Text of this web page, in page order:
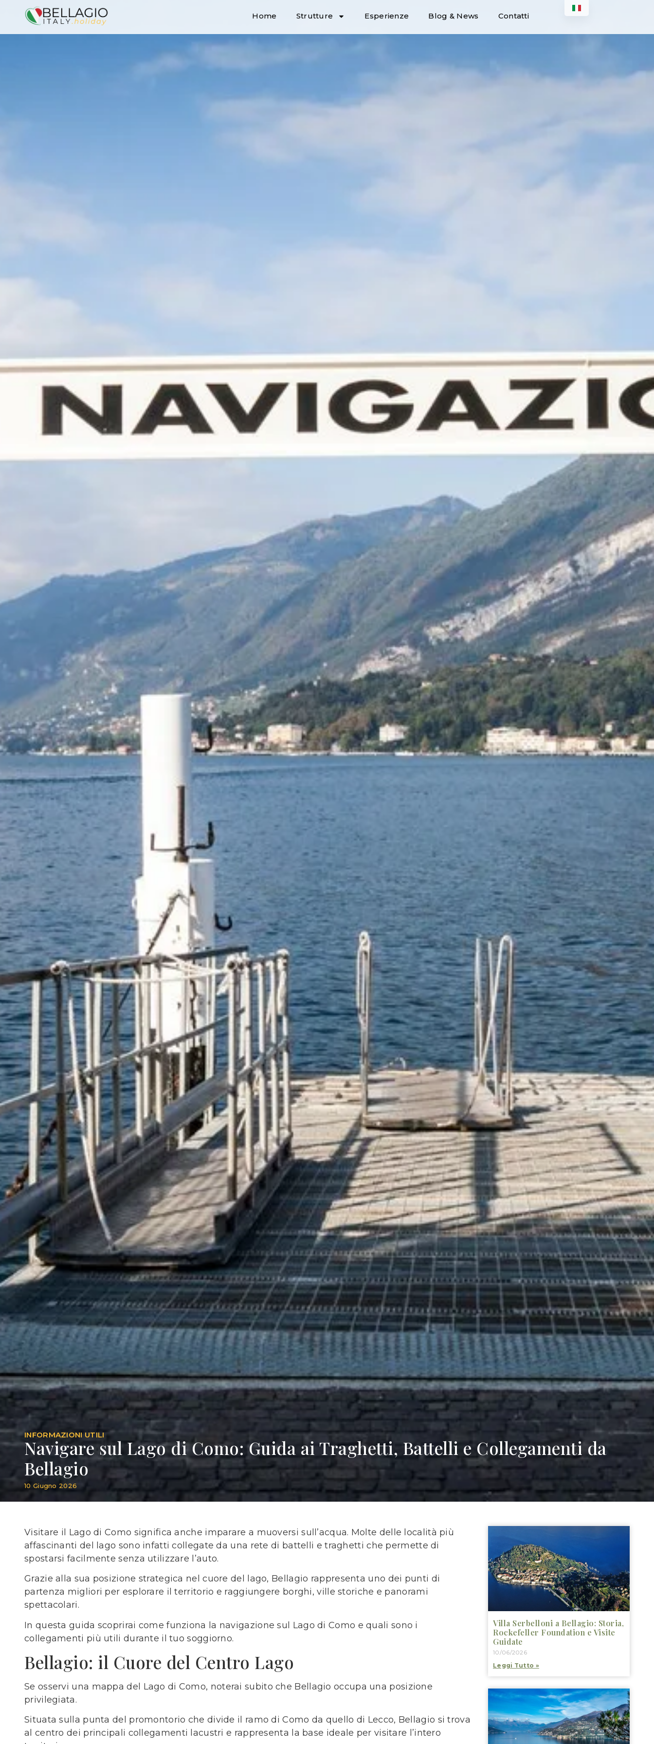
Home Strutture Esperienze Blog & News Contatti
INFORMAZIONI UTILI
Navigare sul Lago di Como: Guida ai Traghetti, Battelli e Collegamenti da
Bellagio
10 Giugno 2026
Visitare il Lago di Como significa anche imparare a muoversi sull’acqua. Molte delle località più
affascinanti del lago sono infatti collegate da una rete di battelli e traghetti che permette di
spostarsi facilmente senza utilizzare l’auto.
Grazie alla sua posizione strategica nel cuore del lago, Bellagio rappresenta uno dei punti di
partenza migliori per esplorare il territorio e raggiungere borghi, ville storiche e panorami
spettacolari.
In questa guida scoprirai come funziona la navigazione sul Lago di Como e quali sono i
collegamenti più utili durante il tuo soggiorno.
Bellagio: il Cuore del Centro Lago
Se osservi una mappa del Lago di Como, noterai subito che Bellagio occupa una posizione
privilegiata.
Situata sulla punta del promontorio che divide il ramo di Como da quello di Lecco, Bellagio si trova
al centro dei principali collegamenti lacustri e rappresenta la base ideale per visitare l’intero
Villa Serbelloni a Bellagio: Storia,
Rockefeller Foundation e Visite
Guidate
10/06/2026
Leggi Tutto »